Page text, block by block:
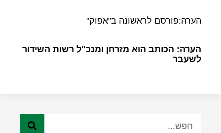
הערה:פורסם לראשונה ב"אפוק"
הערה: הכותב הוא מזרחן ומנכ"ל רשות השידור
לשעבר